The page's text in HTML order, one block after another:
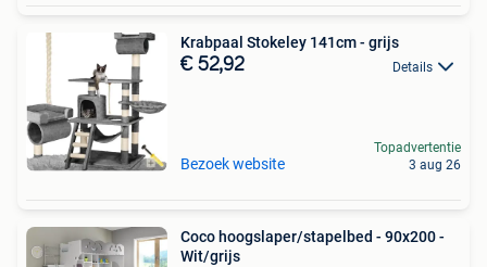
Krabpaal Stokeley 141cm - grijs
€ 52,92 Details
Bezoek website
Topadvertentie
3 aug 26
Coco hoogslaper/stapelbed - 90x200 -
Wit/grijs